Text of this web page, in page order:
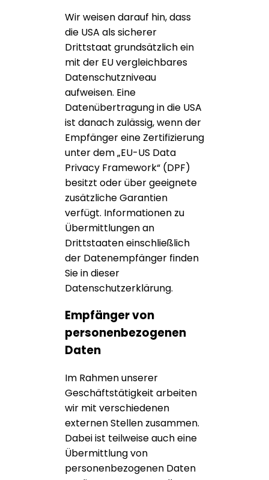
Wir weisen darauf hin, dass
die USA als sicherer
Drittstaat grundsätzlich ein
mit der EU vergleichbares
Datenschutzniveau
aufweisen. Eine
Datenübertragung in die USA
ist danach zulässig, wenn der
Empfänger eine Zertifizierung
unter dem „EU-US Data
Privacy Framework“ (DPF)
besitzt oder über geeignete
zusätzliche Garantien
verfügt. Informationen zu
Übermittlungen an
Drittstaaten einschließlich
der Datenempfänger finden
Sie in dieser
Datenschutzerklärung.
Empfänger von
personenbezogenen
Daten
Im Rahmen unserer
Geschäftstätigkeit arbeiten
wir mit verschiedenen
externen Stellen zusammen.
Dabei ist teilweise auch eine
Übermittlung von
personenbezogenen Daten